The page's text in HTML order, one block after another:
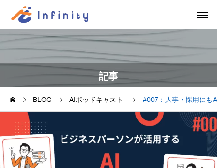
記事
BLOG AIポッドキャスト #007：人事・採用にも